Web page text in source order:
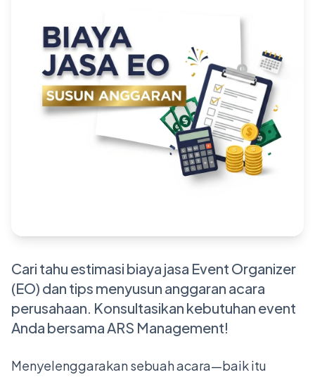
Cari tahu estimasi biaya jasa Event Organizer
(EO) dan tips menyusun anggaran acara
perusahaan. Konsultasikan kebutuhan event
Anda bersama ARS Management!
Menyelenggarakan sebuah acara—baik itu